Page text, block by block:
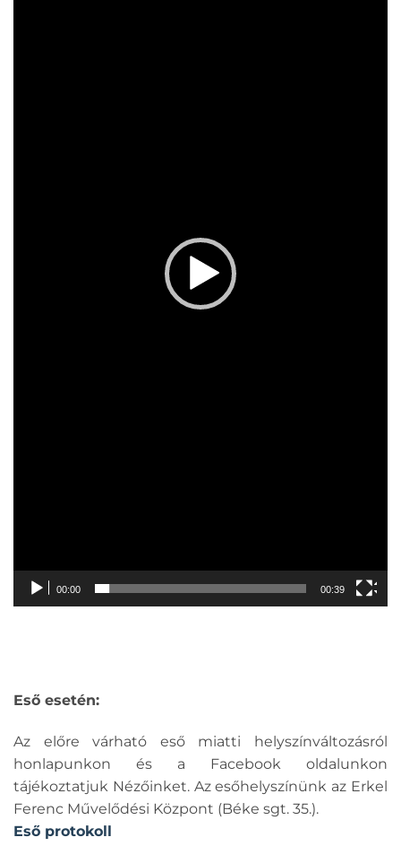
00:00 00:39
Eső esetén:
Az előre várható eső miatti helyszínváltozásról
honlapunkon és a Facebook oldalunkon
tájékoztatjuk Nézőinket. Az esőhelyszínünk az Erkel
Ferenc Művelődési Központ (Béke sgt. 35.).
Eső protokoll